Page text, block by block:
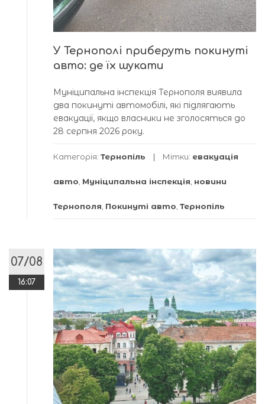
У Тернополі приберуть покинуті
авто: де їх шукати
Муніципальна інспекція Тернополя виявила
два покинуті автомобілі, які підлягають
евакуації, якщо власники не зголосяться до
28 серпня 2026 року.
Категорія: Тернопіль Мітки: евакуація
авто Муніципальна інспекція новини
Тернополя Покинуті авто Тернопіль
07/08
16:07